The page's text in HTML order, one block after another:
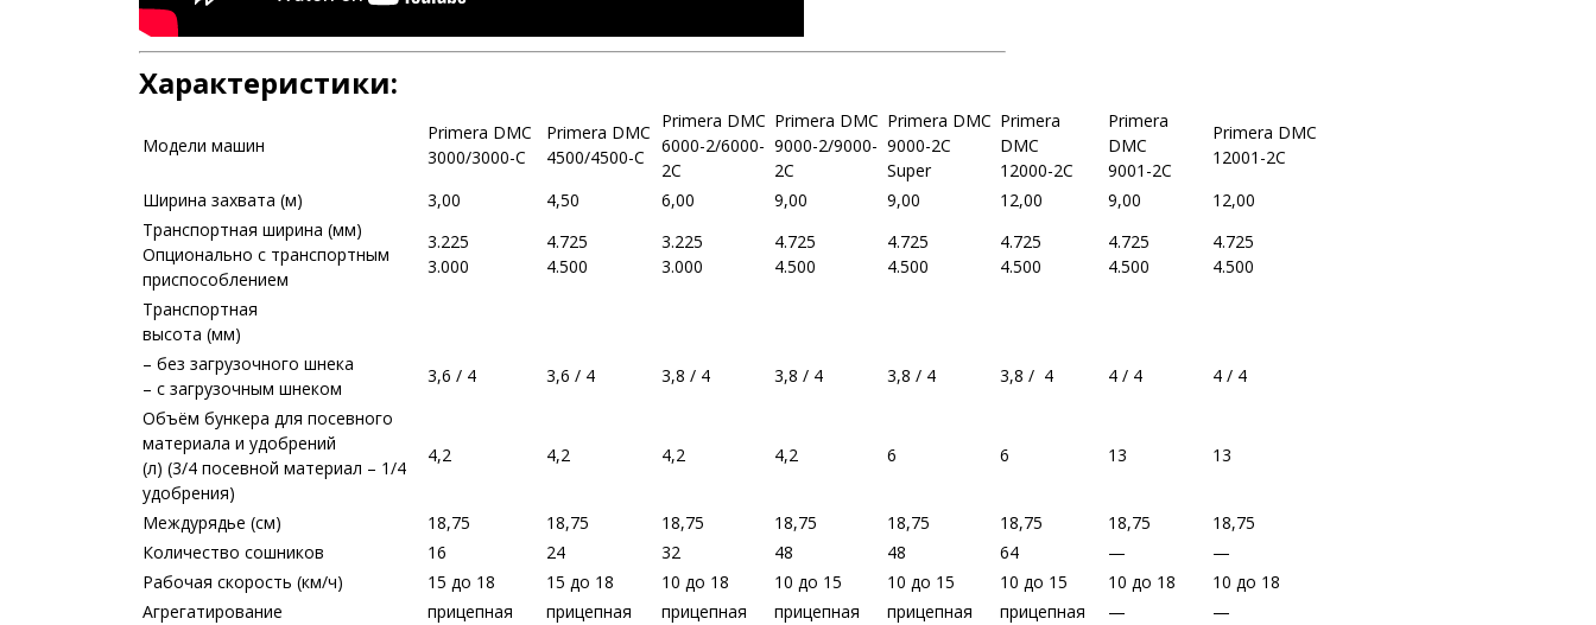
Характеристики:
Модели машин
Primera DMC
3000/3000-C
Primera DMC
4500/4500-C
Primera DMC
6000-2/6000-
2C
Primera DMC
9000-2/9000-
2C
Primera DMC
9000-2C
Super
Primera
DMC
12000-2C
Primera
DMC
9001-2C
Primera DMC
12001-2C
Ширина захвата (м)
3,00 4,50 6,00 9,00 9,00 12,00 9,00
12,00
Транспортная ширина (мм)
Опционально с транспортным
приспособлением
3.225
3.000
4.725
4.500
3.225
3.000
4.725
4.500
4.725
4.500
4.725
4.500
4.725
4.500
4.725
4.500
Транспортная
высота (мм)
– без загрузочного шнека
– с загрузочным шнеком
3,6 / 4 3,6 / 4 3,8 / 4 3,8 / 4 3,8 / 4 3,8 / 4 4 / 4
4 / 4
Объём бункера для посевного
материала и удобрений
(л) (3/4 посевной материал – 1/4
удобрения)
4,2 4,2 4,2 4,2 6 6 13 13
Междурядье (см) 18,75 18,75 18,75 18,75 18,75 18,75 18,75
18,75
Количество сошников
16 24 32 48 48 64 —
—
Рабочая скорость (км/ч)
15 до 18 15 до 18 10 до 18 10 до 15 10 до 15 10 до 15 10 до 18
10 до 18
Агрегатирование
прицепная прицепная прицепная прицепная прицепная прицепная —
—